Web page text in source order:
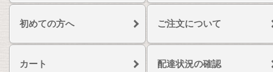
初めての方へ ご注文について
カート 配達状況の確認